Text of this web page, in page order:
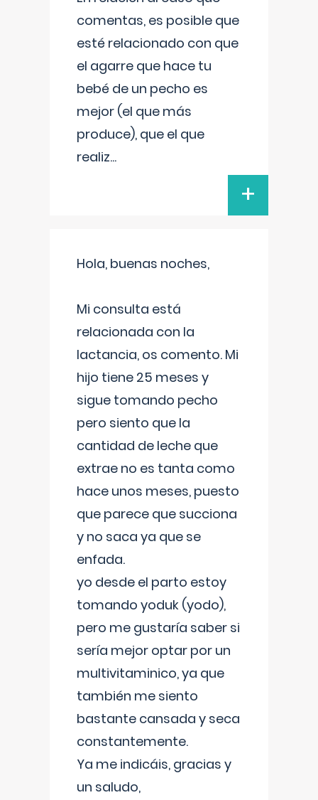
comentas, es posible que
esté relacionado con que
el agarre que hace tu
bebé de un pecho es
mejor (el que más
produce), que el que
realiz...
+
Hola, buenas noches,
Mi consulta está
relacionada con la
lactancia, os comento. Mi
hijo tiene 25 meses y
sigue tomando pecho
pero siento que la
cantidad de leche que
extrae no es tanta como
hace unos meses, puesto
que parece que succiona
y no saca ya que se
enfada.
yo desde el parto estoy
tomando yoduk (yodo),
pero me gustaría saber si
sería mejor optar por un
multivitaminico, ya que
también me siento
bastante cansada y seca
constantemente.
Ya me indicáis, gracias y
un saludo,